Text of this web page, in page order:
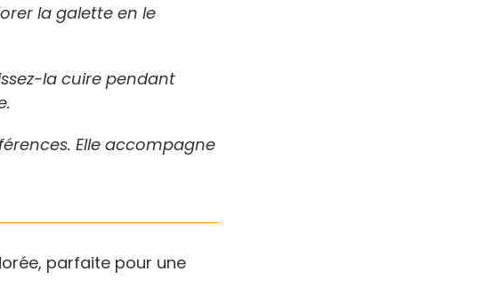
la galette en le
la cuire pendant
Elle accompagne
parfaite pour une